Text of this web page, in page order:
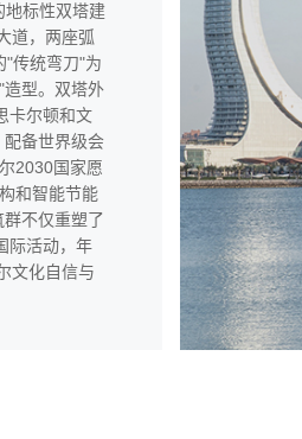
地标性双塔建
道，两座弧
"传统弯刀"为
型。双塔外
卡尔顿和文
备世界级会
2030国家愿
和智能节能
不仅重塑了
际活动，年
文化自信与